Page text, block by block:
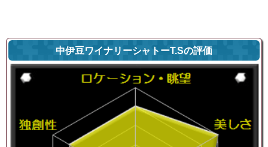
中伊豆ワイナリーシャトーT.Sの評価